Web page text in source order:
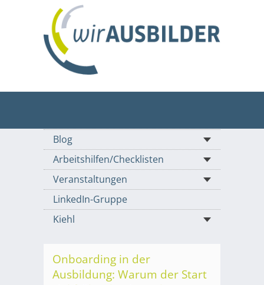
Blog
Arbeitshilfen/Checklisten
Veranstaltungen
LinkedIn-Gruppe
Kiehl
Onboarding in der
Ausbildung: Warum der Start